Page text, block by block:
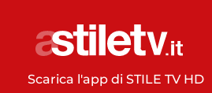
Scarica l'app di STILE TV HD